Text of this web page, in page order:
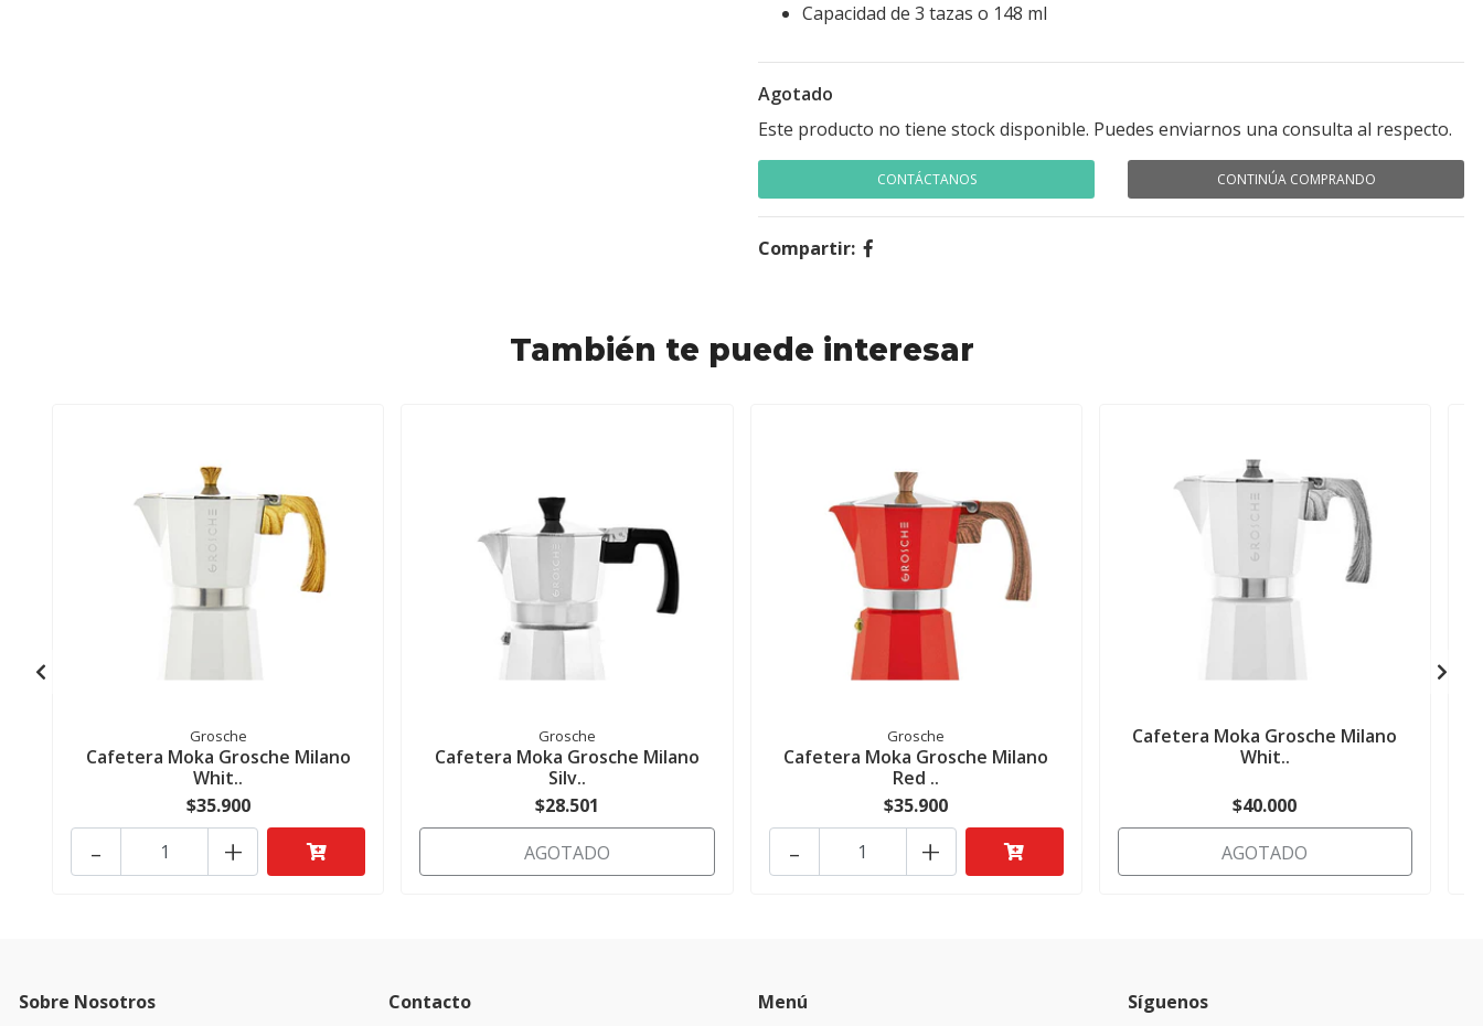
Capacidad de 3 tazas o 148 ml
Agotado
Este producto no tiene stock disponible. Puedes enviarnos una consulta al respecto.
CONTÁCTANOS CONTINÚA COMPRANDO
Compartir:
También te puede interesar
Grosche
Cafetera Moka Grosche Milano
Whit..
$35.900
+
-
Grosche
Cafetera Moka Grosche Milano
Silv..
$28.501
AGOTADO
Grosche
Cafetera Moka Grosche Milano
Red ..
$35.900
+
-
Cafetera Moka Grosche Milano
Whit..
$40.000
AGOTADO
Sobre Nosotros Contacto Menú Síguenos